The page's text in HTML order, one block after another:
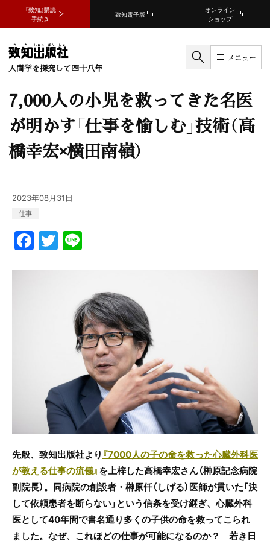
『致知』購読
手続き
致知電子版
オンライン
ショップ
人間学を探究して四十八年
メニュー
7,000人の小児を救ってきた名医
が明かす「仕事を愉しむ」技術（高
橋幸宏×横田南嶺）
2023年08月31日
仕事
F
a
c
T
w
先般、致知出版社より 『7000人の子の命を救った心臓外科医
が教える仕事の流儀』を上梓した高橋幸宏さん（榊原記念病院
副院長）。同病院の創設者・榊原仟（しげる）医師が貫いた「決
して依頼患者を断らない」という信条を受け継ぎ、心臓外科
医として40年間で書名通り多くの子供の命を救ってこられ
ました。なぜ、これほどの仕事が可能になるのか？ 若き日